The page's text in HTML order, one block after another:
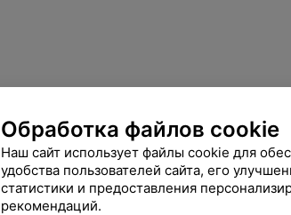
Обработка файлов cookie
Наш сайт использует файлы cookie для
удобства пользователей сайта, его
статистики и предоставления
рекомендаций.